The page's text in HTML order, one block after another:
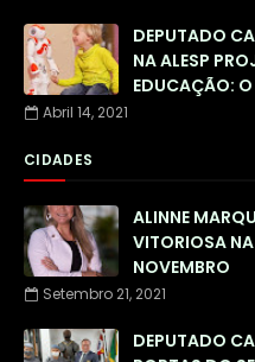
DEPUTADO
NA ALESP
EDUCAÇÃO:
Abril 14, 2021
CIDADES
ALINNE
VITORIOSA
NOVEMBRO
Setembro 21, 2021
DEPUTADO